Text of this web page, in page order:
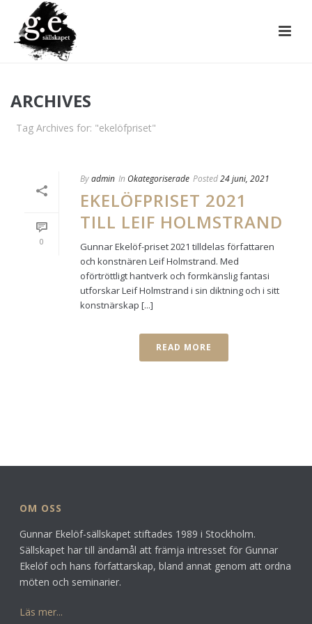
ARCHIVES
Tag Archives for: "ekelöfpriset"
0
Byadmin In Okategoriserade Posted24 juni, 2021
EKELÖFPRISET 2021
TILL LEIF HOLMSTRAND
Gunnar Ekelöf-priset 2021 tilldelas författaren
och konstnären Leif Holmstrand. Med
oförtröttligt hantverk och formkänslig fantasi
utforskar Leif Holmstrand i sin diktning och i sitt
konstnärskap [...]
READ MORE
OM OSS
Gunnar Ekelöf-sällskapet stiftades 1989 i Stockholm.
Sällskapet har till ändamål att främja intresset för Gunnar
Ekelöf och hans författarskap, bland annat genom att ordna
möten och seminarier.
Läs mer...